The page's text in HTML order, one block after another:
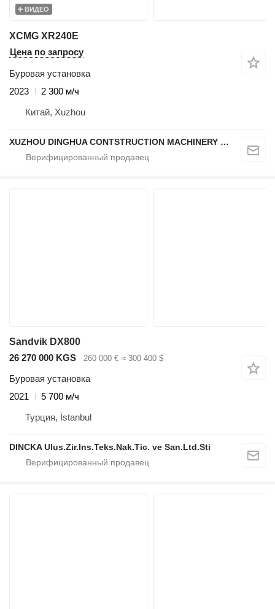
ВИДЕО
XCMG XR240E
Цена по запросу
Буровая установка
2023
2 300 м/ч
Китай, Xuzhou
XUZHOU DINGHUA CONTSTRUCTION MACHINERY CO., LTD.
Sandvik DX800
26 270 000 KGS
260 000 € ≈ 300 400 $
Буровая установка
2021
5 700 м/ч
Турция, İstanbul
DINCKA Ulus.Zir.Ins.Teks.Nak.Tic. ve San.Ltd.Sti